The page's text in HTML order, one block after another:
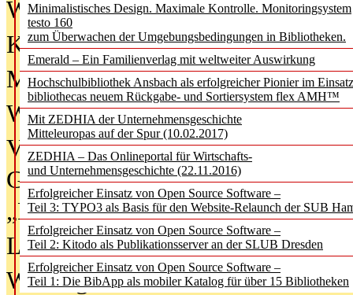
Minimalistisches Design. Maximale Kontrolle. Monitoringsystem
testo 160
zum Überwachen der Umgebungsbedingungen in Bibliotheken.
Emerald – Ein Familienverlag mit weltweiter Auswirkung
Hochschulbibliothek Ansbach als erfolgreicher Pionier im
bibliothecas neuem Rückgabe- und Sortiersystem flex AMH™
Mit ZEDHIA der Unternehmensgeschichte
Mitteleuropas auf der Spur (10.02.2017)
ZEDHIA – Das Onlineportal für Wirtschafts-
und Unternehmensgeschichte (22.11.2016)
Erfolgreicher Einsatz von Open Source Software –
Teil 3: TYPO3 als Basis für den Website-Relaunch der SUB
Erfolgreicher Einsatz von Open Source Software –
Teil 2: Kitodo als Publikationsserver an der SLUB Dresden
Erfolgreicher Einsatz von Open Source Software –
Teil 1: Die BibApp als mobiler Katalog für über 15 Bibliotheken
Was Hochschul­bibliotheken von
Kinder in der digitalen Welt
Metadaten als Infrastruktur
Wenn Bots katalogisieren
Von Abschlusskleidern bis
Geisterjagd-Ausrüstung in der
„Library of Things“ unterwegs
Lesen als Infrastrukturaufgabe
Wie Jugendliche Social Media